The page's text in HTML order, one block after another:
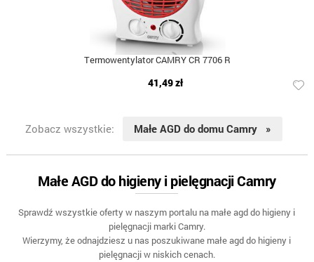
Termowentylator CAMRY CR 7706 R
41,49 zł
Zobacz wszystkie: Małe AGD do domu Camry »
Małe AGD do higieny i pielęgnacji Camry
Sprawdź wszystkie oferty w naszym portalu na małe agd do higieny i
pielęgnacji marki Camry.
Wierzymy, że odnajdziesz u nas poszukiwane małe agd do higieny i
pielęgnacji w niskich cenach.